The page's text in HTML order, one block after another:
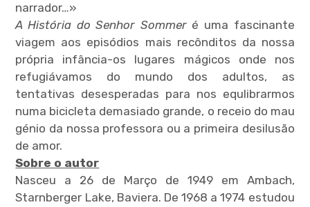
narrador…»
A História do Senhor Sommeré uma fascinante
viagem aos episódios mais recônditos da nossa
própria infância-os lugares mágicos onde nos
refugiávamos do mundo dos adultos, as
tentativas desesperadas para nos equlibrarmos
numa bicicleta demasiado grande, o receio do mau
génio da nossa professora ou a primeira desilusão
de amor.
Sobre o autor
Nasceu a 26 de Março de 1949 em Ambach,
Starnberger Lake, Baviera. De 1968 a 1974 estudou